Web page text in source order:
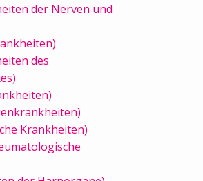
der Nerven und
des
Krankheiten)